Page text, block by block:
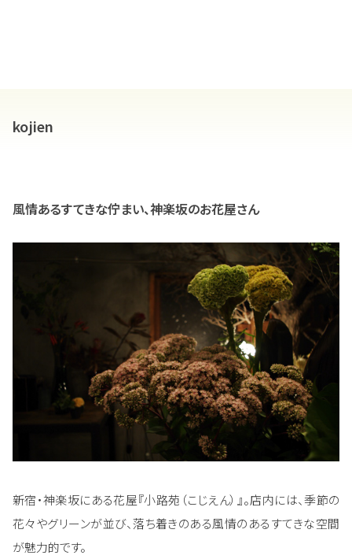
kojien
風情あるすてきな佇まい、神楽坂のお花屋さん
新宿・神楽坂にある花屋『小路苑（こじえん）』。店内には、季節の
花々やグリーンが並び、落ち着きのある風情のあるすてきな空間
が魅力的です。